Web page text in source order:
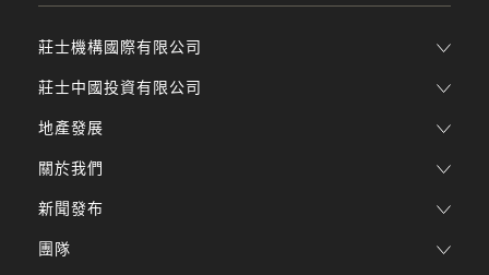
莊士機構國際有限公司
莊士中國投資有限公司
地產發展
關於我們
新聞發布
團隊